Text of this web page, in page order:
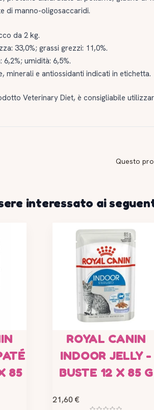
di manno-oligosaccaridi.
da 2 kg.
33,0%; grassi grezzi: 11,0%.
6,2%; umidità: 6,5%.
minerali e antiossidanti indicati in etichetta.
Veterinary Diet, è consigliabile
Questo
interessato ai
85
ROYAL CANIN
INDOOR JELLY -
BUSTE 12 X 85 G
21,60 €